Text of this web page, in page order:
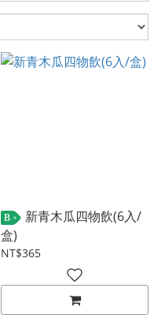
B
新青木瓜四物飲(6入/
盒)
NT$365